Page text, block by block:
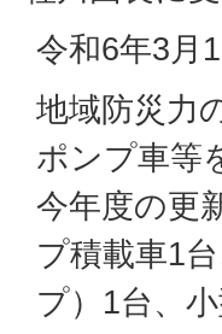
令和6年3月
地域防災力
ポンプ車等
今年度の更
プ積載車1
プ）1台、